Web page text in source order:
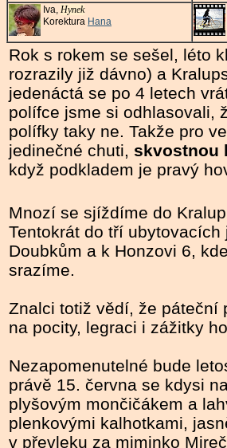
Iva, Hynek
Korektura Hana
Rok s rokem se sešel, léto
rozrazily již dávno) a
jedenáctá se po 4 letech
polífce jsme si odhlasovali,
polífky taky ne. Takže pro
jedinečné chuti, skvostnou
když podkladem je pravý
Mnozí se sjíždíme do
Tentokrát do tří
Doubkům a k Honzovi 6,
srazíme.
Znalci totiž vědí, že páteční
na pocity, legraci i zážitky
Nezapomenutelné bude
právě 15. června se kdysi
plyšovým mončičákem a
plenkovými kalhotkami,
v převleku za miminko